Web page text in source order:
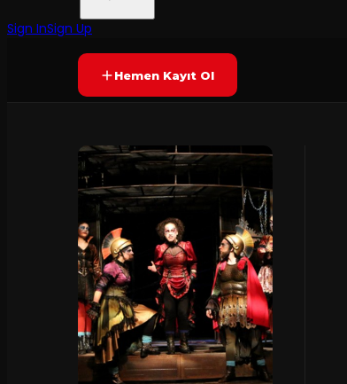
Sign InSign UpYAKINDA
Hemen Kayıt Ol